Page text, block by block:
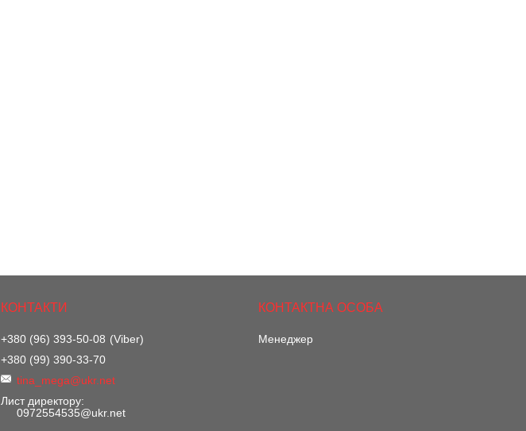
+380 (96) 393-50-08
Viber
+380 (99) 390-33-70
tina_mega@ukr.net
Лист директору
0972554535@ukr.net
Менеджер